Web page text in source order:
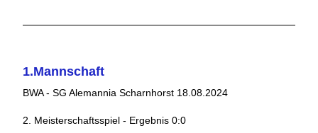
1.Mannschaft
BWA - SG Alemannia Scharnhorst 18.08.2024
2. Meisterschaftsspiel - Ergebnis 0:0